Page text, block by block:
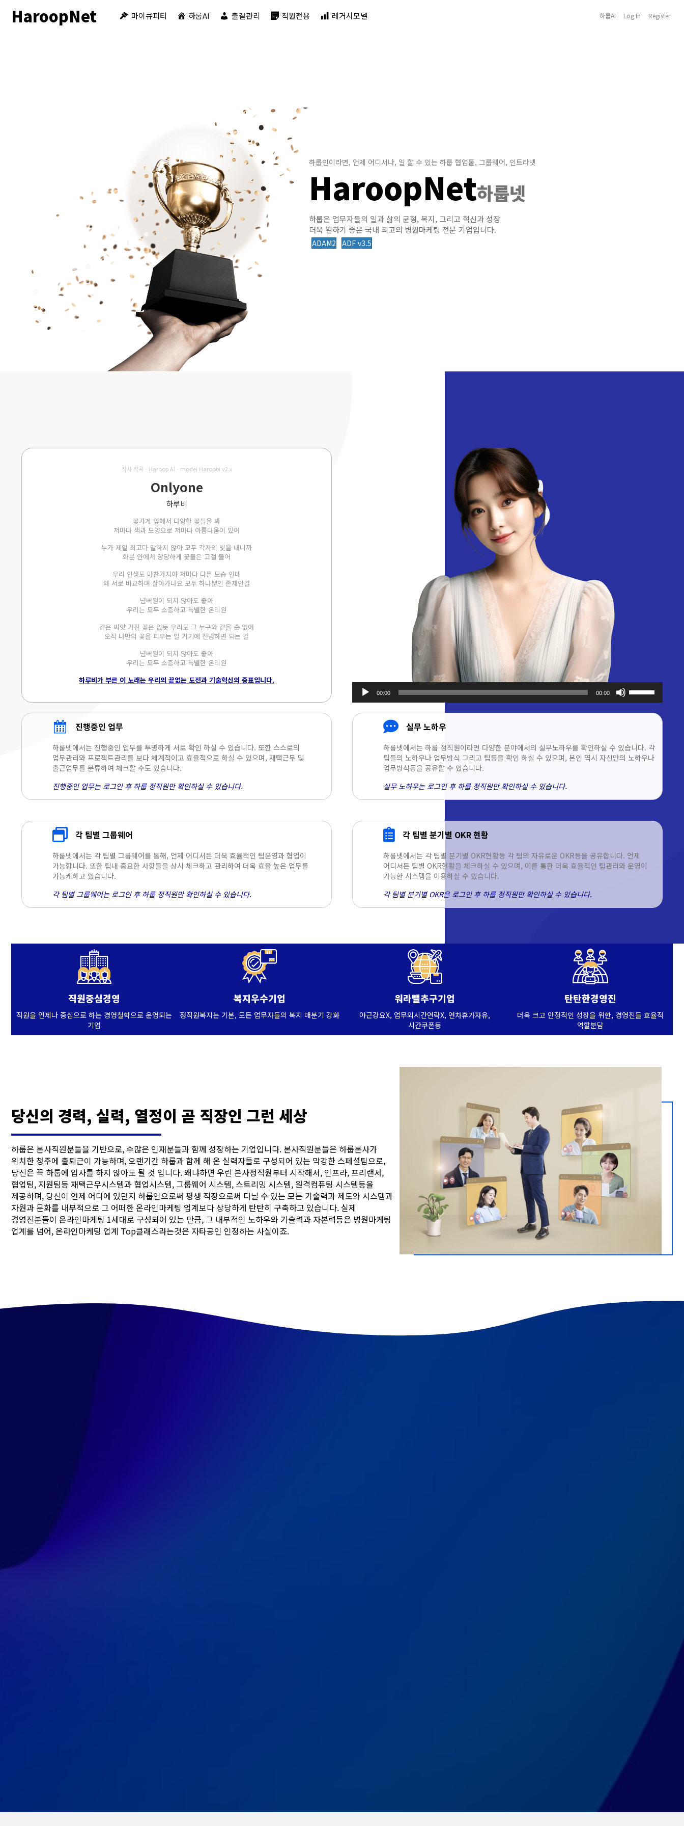
HaroopNet 마이큐피티 하룹AI 출결관리 직원전용 레거시모델 하룹AI Log In Register
하룹인이라면, 언제 어디서나, 일 할 수 있는 하룹 협업툴, 그룹웨어, 인트라넷
HaroopNet하룹넷
하룹은 업무자들의 일과 삶의 균형, 복지, 그리고 혁신과 성장
더욱 일하기 좋은 국내 최고의 병원마케팅 전문 기업입니다.
ADAM2 ADF v3.5
작사 작곡 - Haroop AI - model Haroobi v2.x
Onlyone
하루비
꽃가게 앞에서 다양한 꽃들을 봐
저마다 색과 모양으로 저마다 아름다움이 있어
누가 제일 최고다 말하지 않아 모두 각자의 빛을 내니까
화분 안에서 당당하게 꽃들은 고갤 들어
우리 인생도 마찬가지야 저마다 다른 모습 인데
왜 서로 비교하며 살아가나요 모두 하나뿐인 존재인걸
넘버원이 되지 않아도 좋아
우리는 모두 소중하고 특별한 온리원
같은 씨앗 가진 꽃은 없듯 우리도 그 누구와 같을 순 없어
오직 나만의 꽃을 피우는 일 거기에 전념하면 되는 걸
넘버원이 되지 않아도 좋아
우리는 모두 소중하고 특별한 온리원
하루비가 부른 이 노래는 우리의 끝없는 도전과 기술혁신의 증표입니다.
플레이어
00:00 00:00
높이거나
키를
사용하세요.
진행중인 업무
하룹넷에서는 진행중인 업무를 투명하게 서로 확인 하실 수 있습니다. 또한 스스로의
업무관리와 프로젝트관리를 보다 체계적이고 효율적으로 하실 수 있으며, 재택근무 및
출근업무를 분류하여 체크할 수도 있습니다.
진행중인 업무는 로그인 후 하룹 정직원만 확인하실 수 있습니다.
실무 노하우
하룹넷에서는 하룹 정직원이라면 다양한 분야에서의 실무노하우를 확인하실 수 있습니다. 각
팀들의 노하우나 업무방식 그리고 팁등을 확인 하실 수 있으며, 본인 역시 자신만의 노하우나
업무방식등을 공유할 수 있습니다.
실무 노하우는 로그인 후 하룹 정직원만 확인하실 수 있습니다.
각 팀별 그룹웨어
하룹넷에서는 각 팀별 그룹웨어를 통해, 언제 어디서든 더욱 효율적인 팀운영과 협업이
가능합니다. 또한 팀내 중요한 사항들을 상시 체크하고 관리하여 더욱 효율 높은 업무를
가능케하고 있습니다.
각 팀별 그룹웨어는 로그인 후 하룹 정직원만 확인하실 수 있습니다.
각 팀별 분기별 OKR 현황
하룹넷에서는 각 팀별 분기별 OKR현황등 각 팀의 자유로운 OKR등을 공유합니다. 언제
어디서든 팀별 OKR현황을 체크하실 수 있으며, 이를 통한 더욱 효율적인 팀관리와 운영이
가능한 시스템을 이용하실 수 있습니다.
각 팀별 분기별 OKR은 로그인 후 하룹 정직원만 확인하실 수 있습니다.
직원중심경영
직원을 언제나 중심으로 하는 경영철학으로 운영되는
기업
복지우수기업
정직원복지는 기본, 모든 업무자들의 복지 매분기 강화
워라밸추구기업
야근강요X, 업무외시간연락X, 연차휴가자유,
시간쿠폰등
탄탄한경영진
더욱 크고 안정적인 성장을 위한, 경영진들 효율적
역할분담
당신의 경력, 실력, 열정이 곧 직장인 그런 세상
하룹은 본사직원분들을 기반으로, 수많은 인재분들과 함께 성장하는 기업입니다. 본사직원분들은 하룹본사가
위치한 청주에 출퇴근이 가능하며, 오랜기간 하룹과 함께 해 온 실력자들로 구성되어 있는 막강한 스페셜팀으로,
당신은 꼭 하룹에 입사를 하지 않아도 될 것 입니다. 왜냐하면 우린 본사정직원부터 시작해서, 인프라, 프리랜서,
협업팀, 지원팀등 재택근무시스템과 협업시스템, 그룹웨어 시스템, 스트리밍 시스템, 원격컴퓨팅 시스템등을
제공하며, 당신이 언제 어디에 있던지 하룹인으로써 평생 직장으로써 다닐 수 있는 모든 기술력과 제도와 시스템과
자원과 문화를 내부적으로 그 어떠한 온라인마케팅 업계보다 상당하게 탄탄히 구축하고 있습니다. 실제
경영진분들이 온라인마케팅 1세대로 구성되어 있는 만큼, 그 내부적인 노하우와 기술력과 자본력등은 병원마케팅
업계를 넘어, 온라인마케팅 업계 Top클래스라는것은 자타공인 인정하는 사실이죠.